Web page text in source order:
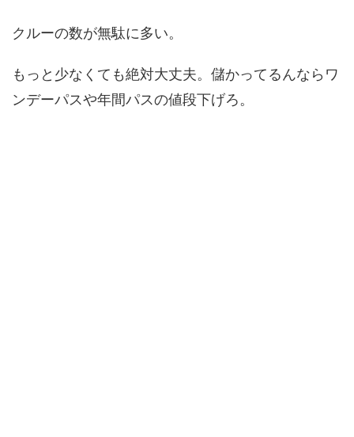
クルーの数が無駄に多い。
もっと少なくても絶対大丈夫。儲かってるんならワ
ンデーパスや年間パスの値段下げろ。